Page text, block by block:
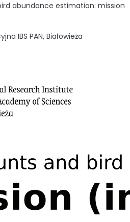
abundance estimation: mission
IBS PAN, Białowieża